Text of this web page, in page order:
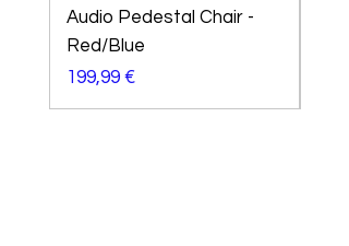
Audio Pedestal Chair -
Red/Blue
Preço
199,99 €